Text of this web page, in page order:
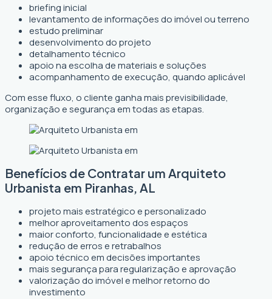
briefing inicial
levantamento de informações do imóvel ou terreno
estudo preliminar
desenvolvimento do projeto
detalhamento técnico
apoio na escolha de materiais e soluções
acompanhamento de execução, quando aplicável
Com esse fluxo, o cliente ganha mais previsibilidade,
organização e segurança em todas as etapas.
Benefícios de Contratar um Arquiteto
Urbanista em Piranhas, AL
projeto mais estratégico e personalizado
melhor aproveitamento dos espaços
maior conforto, funcionalidade e estética
redução de erros e retrabalhos
apoio técnico em decisões importantes
mais segurança para regularização e aprovação
valorização do imóvel e melhor retorno do
investimento